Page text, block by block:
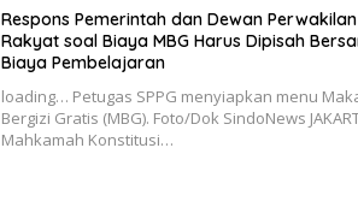
Respons Pemerintah dan Dewan Perwakilan
Rakyat soal Biaya MBG Harus Dipisah
Biaya Pembelajaran
loading… Petugas SPPG menyiapkan menu
Bergizi Gratis (MBG). Foto/Dok SindoNews
Mahkamah Konstitusi…